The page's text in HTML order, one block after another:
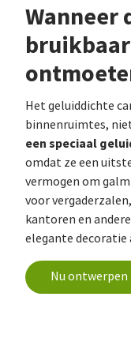
Wanneer
Het geluiddichte
binnenruimtes,
een speciaal
omdat ze een
vermogen om
voor
kantoren en
elegante decoratie
Nu ontwerpen